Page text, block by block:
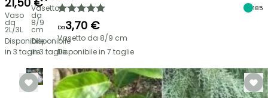
Vaso
da
2L/3L
Disponibile
in 3 taglie
Vasetto
da
8/9
cm
Disponibile
in 3 taglie
185
Da3,70 €
Vasetto da 8/9 cm
Disponibile in 7 taglie